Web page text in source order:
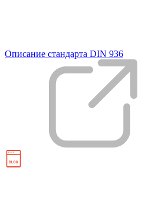
Описание стандарта DIN 936